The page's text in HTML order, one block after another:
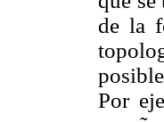
de la
Por